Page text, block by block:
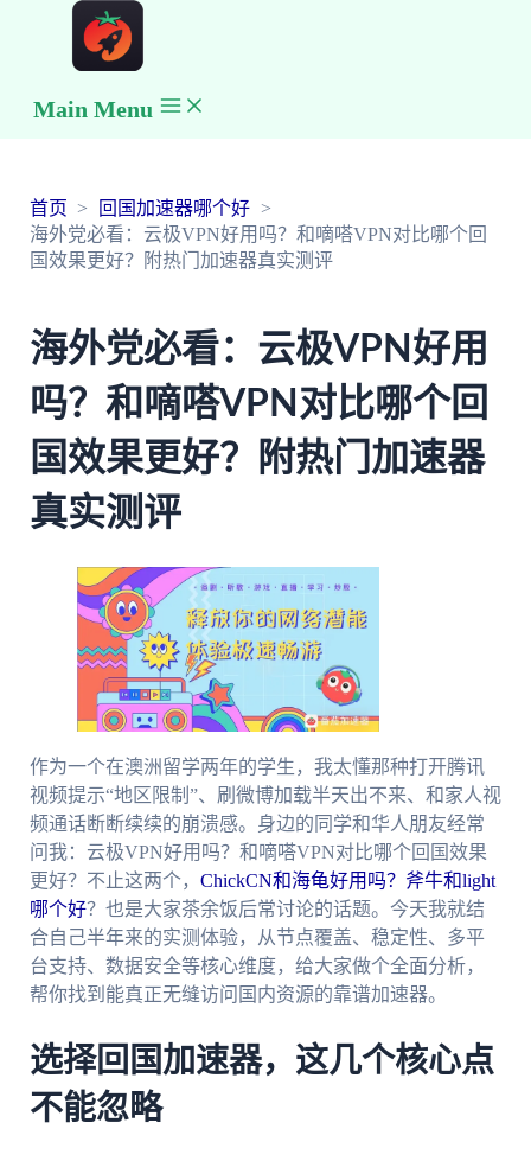
Main Menu
首页
回国加速器哪个好
海外党必看：云极VPN好用吗？和嘀嗒VPN对比哪个回
国效果更好？附热门加速器真实测评
海外党必看：云极VPN好用
吗？和嘀嗒VPN对比哪个回
国效果更好？附热门加速器
真实测评
作为一个在澳洲留学两年的学生，我太懂那种打开腾讯
视频提示“地区限制”、刷微博加载半天出不来、和家人视
频通话断断续续的崩溃感。身边的同学和华人朋友经常
问我：云极VPN好用吗？和嘀嗒VPN对比哪个回国效果
更好？不止这两个， ChickCN和海龟好用吗？ 斧牛和light
哪个好？也是大家茶余饭后常讨论的话题。今天我就结
合自己半年来的实测体验，从节点覆盖、稳定性、多平
台支持、数据安全等核心维度，给大家做个全面分析，
帮你找到能真正无缝访问国内资源的靠谱加速器。
选择回国加速器，这几个核心点
不能忽略